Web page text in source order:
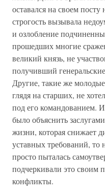
оставался на своем
строгость вызывала
и озлобление
прошедших многие
великий князь, не
получивший
Другие, такие же
глядя на старших, не
под его командованием.
было объяснить
жизни, которая снижает
уставных требований, то
просто пыталась
подчеркивали это своим
конфликты.